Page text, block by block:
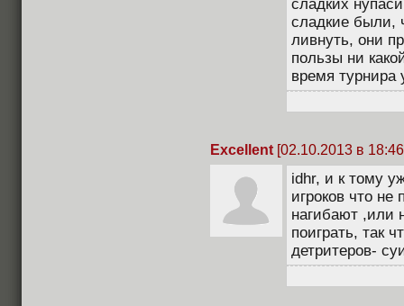
сладких
сладкие были,
ливнуть, они
пользы ни
время турнира
Excellent [02.10.2013 в
idhr, и к тому
игроков что не
нагибают ,или
поиграть, так
детритеров-